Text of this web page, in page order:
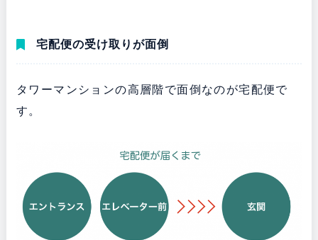
宅配便の受け取りが面倒
タワーマンションの高層階で面倒なのが宅配便で
す。